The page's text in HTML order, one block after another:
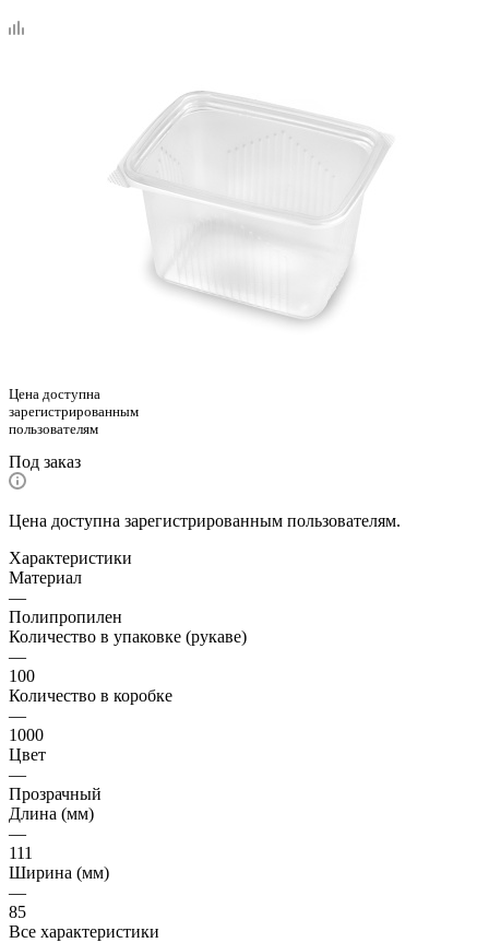
Цена доступна
зарегистрированным
пользователям
Под заказ
Цена доступна зарегистрированным пользователям.
Характеристики
Материал
—
Полипропилен
Количество в упаковке (рукаве)
—
100
Количество в коробке
—
1000
Цвет
—
Прозрачный
Длина (мм)
—
111
Ширина (мм)
—
85
Все характеристики